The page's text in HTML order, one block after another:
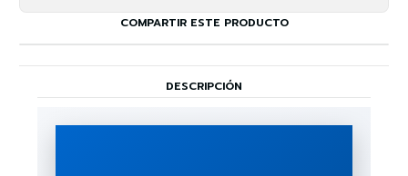
COMPARTIR ESTE PRODUCTO
DESCRIPCIÓN